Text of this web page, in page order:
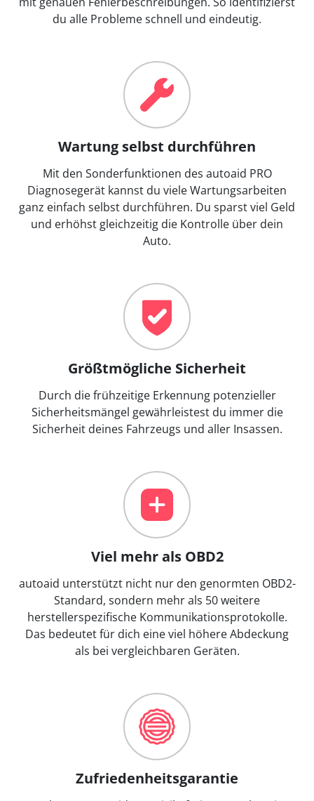
du alle Probleme schnell und eindeutig.
Wartung selbst durchführen
Mit den Sonderfunktionen des autoaid PRO
Diagnosegerät kannst du viele Wartungsarbeiten
ganz einfach selbst durchführen. Du sparst viel Geld
und erhöhst gleichzeitig die Kontrolle über dein
Auto.
Größtmögliche Sicherheit
Durch die frühzeitige Erkennung potenzieller
Sicherheitsmängel gewährleistest du immer die
Sicherheit deines Fahrzeugs und aller Insassen.
Viel mehr als OBD2
autoaid unterstützt nicht nur den genormten OBD2-
Standard, sondern mehr als 50 weitere
herstellerspezifische Kommunikationsprotokolle.
Das bedeutet für dich eine viel höhere Abdeckung
als bei vergleichbaren Geräten.
Zufriedenheitsgarantie